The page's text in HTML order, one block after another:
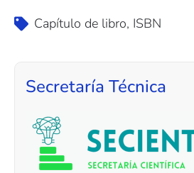
Capítulo de libro, ISBN
Secretaría Técnica